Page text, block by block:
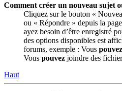
Comment créer un nouveau sujet
Cliquez sur le bouton «
ou « Répondre » depuis la
ayez besoin d’être enregistré
des options disponibles est
forums, exemple : Vous pouvez
Vous pouvez joindre des
Haut